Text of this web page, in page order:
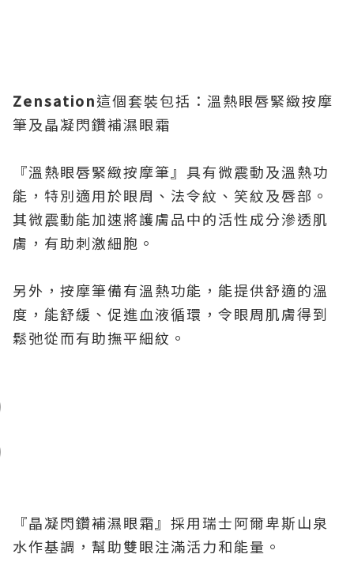
Zensation這個套裝包括：溫熱眼唇緊緻按摩
筆及晶凝閃鑽補濕眼霜
『溫熱眼唇緊緻按摩筆』具有微震動及溫熱功
能，特別適用於眼周、法令紋、笑紋及唇部。
其微震動能加速將護膚品中的活性成分滲透肌
膚，有助刺激細胞。
另外，按摩筆備有溫熱功能，能提供舒適的溫
度，能舒緩、促進血液循環，令眼周肌膚得到
鬆弛從而有助撫平細紋。
『晶凝閃鑽補濕眼霜』採用瑞士阿爾卑斯山泉
水作基調，幫助雙眼注滿活力和能量。